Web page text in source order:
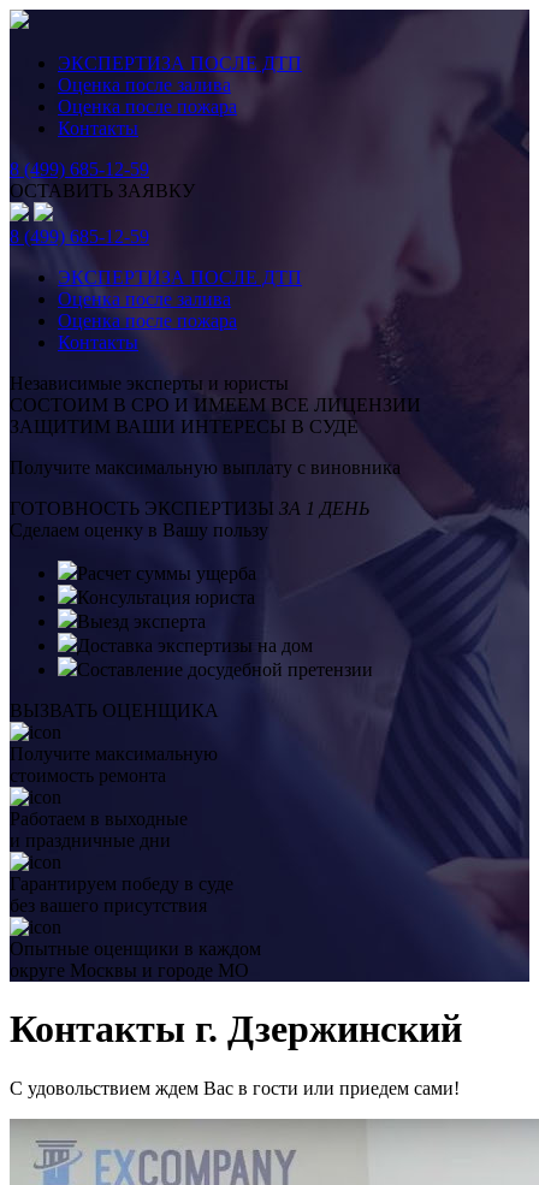
ЭКСПЕРТИЗА ПОСЛЕ ДТП
Оценка после залива
Оценка после пожара
Контакты
8 (499) 685-12-59
ОСТАВИТЬ ЗАЯВКУ
8 (499) 685-12-59
ЭКСПЕРТИЗА ПОСЛЕ ДТП
Оценка после залива
Оценка после пожара
Контакты
Независимые эксперты и юристы
СОСТОИМ В СРО И ИМЕЕМ ВСЕ ЛИЦЕНЗИИ
ЗАЩИТИМ ВАШИ ИНТЕРЕСЫ В СУДЕ
Получите максимальную выплату с виновника
ГОТОВНОСТЬ ЭКСПЕРТИЗЫ ЗА 1 ДЕНЬ
Сделаем оценку в Вашу пользу
Расчет суммы ущерба
Консультация юриста
Выезд эксперта
Доставка экспертизы на дом
Составление досудебной претензии
ВЫЗВАТЬ ОЦЕНЩИКА
Получите максимальную
стоимость ремонта
Работаем в выходные
и праздничные дни
Гарантируем победу в суде
без вашего присутствия
Опытные оценщики в каждом
округе Москвы и городе МО
Контакты г. Дзержинский
С удовольствием ждем Вас в гости или приедем сами!